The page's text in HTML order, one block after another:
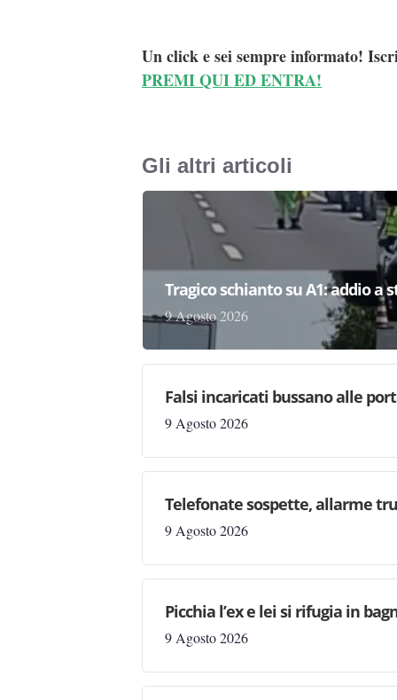
Un click e sei sempre informato!
PREMI QUI ED ENTRA!
Gli altri articoli
Tragico schianto su A1: addio a
9 Agosto 2026
Falsi incaricati bussano alle
9 Agosto 2026
Telefonate sospette, allarme
9 Agosto 2026
Picchia l’ex e lei si rifugia in
9 Agosto 2026